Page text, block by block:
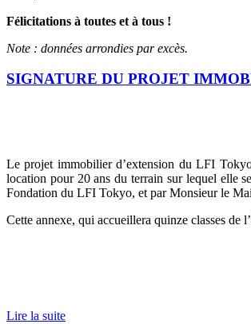
Félicitations à toutes et à tous !
Note : données arrondies par excès.
SIGNATURE DU PROJET
Le projet immobilier d’extension du LFI
location pour 20 ans du terrain sur lequel elle
Fondation du LFI Tokyo, et par Monsieur le
Cette annexe, qui accueillera quinze classes
Lire la suite